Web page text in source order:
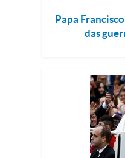
Papa
das